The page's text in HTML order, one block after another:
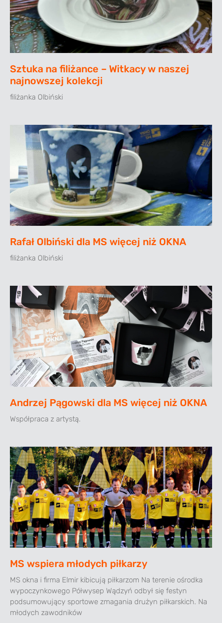
Sztuka na filiżance – Witkacy w naszej
najnowszej kolekcji
filiżanka Olbiński
Rafał Olbiński dla MS więcej niż OKNA
filiżanka Olbiński
Andrzej Pągowski dla MS więcej niż OKNA
Współpraca z artystą.
MS wspiera młodych piłkarzy
MS okna i firma Elmir kibicują piłkarzom Na terenie ośrodka
wypoczynkowego Półwysep Wądzyń odbył się festyn
podsumowujący sportowe zmagania drużyn piłkarskich. Na
młodych zawodników